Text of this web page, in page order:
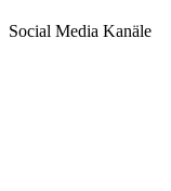
Social Media Kanäle